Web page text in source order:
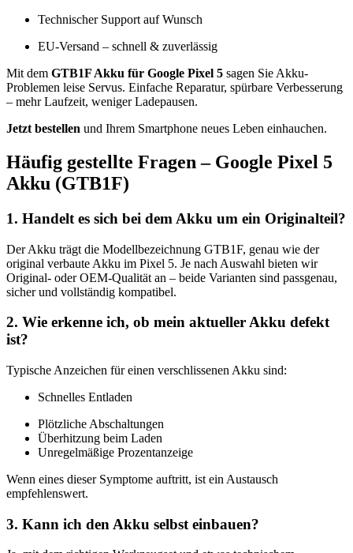
Technischer Support auf Wunsch
EU-Versand – schnell & zuverlässig
Mit dem GTB1F Akku für Google Pixel 5 sagen Sie Akku-
Problemen leise Servus. Einfache Reparatur, spürbare Verbesserung
– mehr Laufzeit, weniger Ladepausen.
Jetzt bestellen und Ihrem Smartphone neues Leben einhauchen.
Häufig gestellte Fragen – Google Pixel 5
Akku (GTB1F)
1. Handelt es sich bei dem Akku um ein Originalteil?
Der Akku trägt die Modellbezeichnung GTB1F, genau wie der
original verbaute Akku im Pixel 5. Je nach Auswahl bieten wir
Original- oder OEM-Qualität an – beide Varianten sind passgenau,
sicher und vollständig kompatibel.
2. Wie erkenne ich, ob mein aktueller Akku defekt
ist?
Typische Anzeichen für einen verschlissenen Akku sind:
Schnelles Entladen
Plötzliche Abschaltungen
Überhitzung beim Laden
Unregelmäßige Prozentanzeige
Wenn eines dieser Symptome auftritt, ist ein Austausch
empfehlenswert.
3. Kann ich den Akku selbst einbauen?